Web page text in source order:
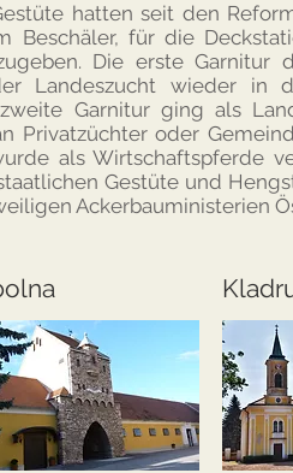
hatten seit den
Beschäler, für die
Die erste
Landeszucht wieder in
Garnitur ging als
Privatzüchter oder
als Wirtschaftspferde
Gestüte und
Ackerbauministerien